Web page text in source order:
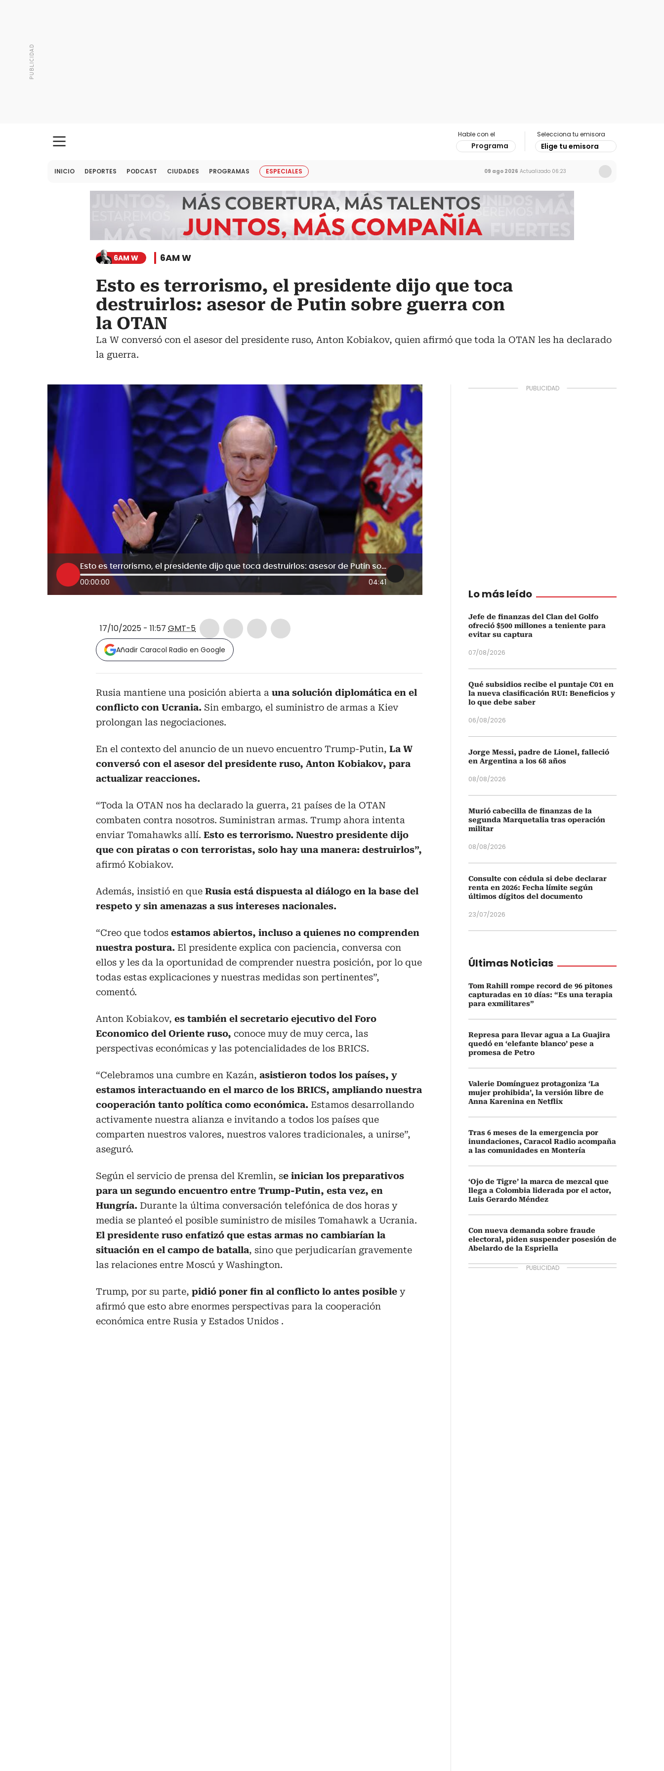
Hable con el
Programa
Selecciona tu emisora
Elige tu emisora
INICIO DEPORTES PODCAST CIUDADES PROGRAMAS ESPECIALES 09 ago 2026 Actualizado 06:23
6AM W 6AM W
Esto es terrorismo, el presidente dijo que toca
destruirlos: asesor de Putin sobre guerra con
la OTAN
La W conversó con el asesor del presidente ruso, Anton Kobiakov, quien afirmó que toda la OTAN les ha declarado
la guerra.
Esto es terrorismo, el presidente dijo que toca destruirlos: asesor de Putin sobre guerra con la OTAN
00:00:00 04:41
17/10/2025 - 11:57 GMT-5
Añadir Caracol Radio en Google
Rusia mantiene una posición abierta a una solución diplomática en el
conflicto con Ucrania. Sin embargo, el suministro de armas a Kiev
prolongan las negociaciones.
En el contexto del anuncio de un nuevo encuentro Trump-Putin, La W
conversó con el asesor del presidente ruso, Anton Kobiakov, para
actualizar reacciones.
“Toda la OTAN nos ha declarado la guerra, 21 países de la OTAN
combaten contra nosotros. Suministran armas. Trump ahora intenta
enviar Tomahawks allí. Esto es terrorismo. Nuestro presidente dijo
que con piratas o con terroristas, solo hay una manera: destruirlos”,
afirmó Kobiakov.
Además, insistió en que Rusia está dispuesta al diálogo en la base del
respeto y sin amenazas a sus intereses nacionales.
“Creo que todos estamos abiertos, incluso a quienes no comprenden
nuestra postura. El presidente explica con paciencia, conversa con
ellos y les da la oportunidad de comprender nuestra posición, por lo que
todas estas explicaciones y nuestras medidas son pertinentes”,
comentó.
Anton Kobiakov, es también el secretario ejecutivo del Foro
Economico del Oriente ruso, conoce muy de muy cerca, las
perspectivas económicas y las potencialidades de los BRICS.
“Celebramos una cumbre en Kazán, asistieron todos los países, y
estamos interactuando en el marco de los BRICS, ampliando nuestra
cooperación tanto política como económica. Estamos desarrollando
activamente nuestra alianza e invitando a todos los países que
comparten nuestros valores, nuestros valores tradicionales, a unirse”,
aseguró.
Según el servicio de prensa del Kremlin, se inician los preparativos
para un segundo encuentro entre Trump-Putin, esta vez, en
Hungría. Durante la última conversación telefónica de dos horas y
media se planteó el posible suministro de misiles Tomahawk a Ucrania.
El presidente ruso enfatizó que estas armas no cambiarían la
situación en el campo de batalla, sino que perjudicarían gravemente
las relaciones entre Moscú y Washington.
Trump, por su parte, pidió poner fin al conflicto lo antes posible y
afirmó que esto abre enormes perspectivas para la cooperación
económica entre Rusia y Estados Unidos .
Lo más leído
Jefe de finanzas del Clan del Golfo
ofreció $500 millones a teniente para
evitar su captura
07/08/2026
Qué subsidios recibe el puntaje C01 en
la nueva clasificación RUI: Beneficios y
lo que debe saber
06/08/2026
Jorge Messi, padre de Lionel, falleció
en Argentina a los 68 años
08/08/2026
Murió cabecilla de finanzas de la
segunda Marquetalia tras operación
militar
08/08/2026
Consulte con cédula si debe declarar
renta en 2026: Fecha límite según
últimos dígitos del documento
23/07/2026
Últimas Noticias
Tom Rahill rompe record de 96 pitones
capturadas en 10 días: “Es una terapia
para exmilitares”
Represa para llevar agua a La Guajira
quedó en ‘elefante blanco’ pese a
promesa de Petro
Valerie Domínguez protagoniza ‘La
mujer prohibida’, la versión libre de
Anna Karenina en Netflix
Tras 6 meses de la emergencia por
inundaciones, Caracol Radio acompaña
a las comunidades en Montería
‘Ojo de Tigre’ la marca de mezcal que
llega a Colombia liderada por el actor,
Luis Gerardo Méndez
Con nueva demanda sobre fraude
electoral, piden suspender posesión de
Abelardo de la Espriella